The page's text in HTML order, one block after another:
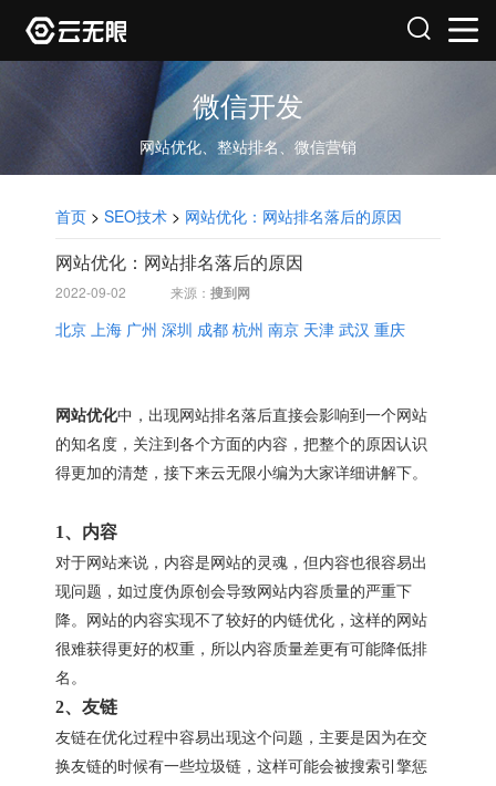
微信开发
网站优化、整站排名、微信营销
首页 > SEO技术 > 网站优化：网站排名落后的原因
网站优化：网站排名落后的原因
2022-09-02 来源： 搜到网
北京 上海 广州 深圳 成都 杭州 南京 天津 武汉 重庆
网站优化中，出现网站排名落后直接会影响到一个网站
的知名度，关注到各个方面的内容，把整个的原因认识
得更加的清楚，接下来云无限小编为大家详细讲解下。
1、内容
对于网站来说，内容是网站的灵魂，但内容也很容易出
现问题，如过度伪原创会导致网站内容质量的严重下
降。网站的内容实现不了较好的内链优化，这样的网站
很难获得更好的权重，所以内容质量差更有可能降低排
名。
2、友链
友链在优化过程中容易出现这个问题，主要是因为在交
换友链的时候有一些垃圾链，这样可能会被搜索引擎惩